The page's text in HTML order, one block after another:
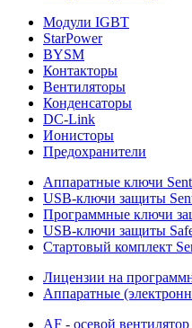
Модули IGBT
StarPower
BYSM
Контакторы
Вентиляторы
Конденсаторы
DC-Link
Ионисторы
Предохранители
Аппаратные ключи
USB-ключи защиты
Программные ключи
USB-ключи защиты
Стартовый комплект
Лицензии на
Аппаратные
AF - осевой вентилятор